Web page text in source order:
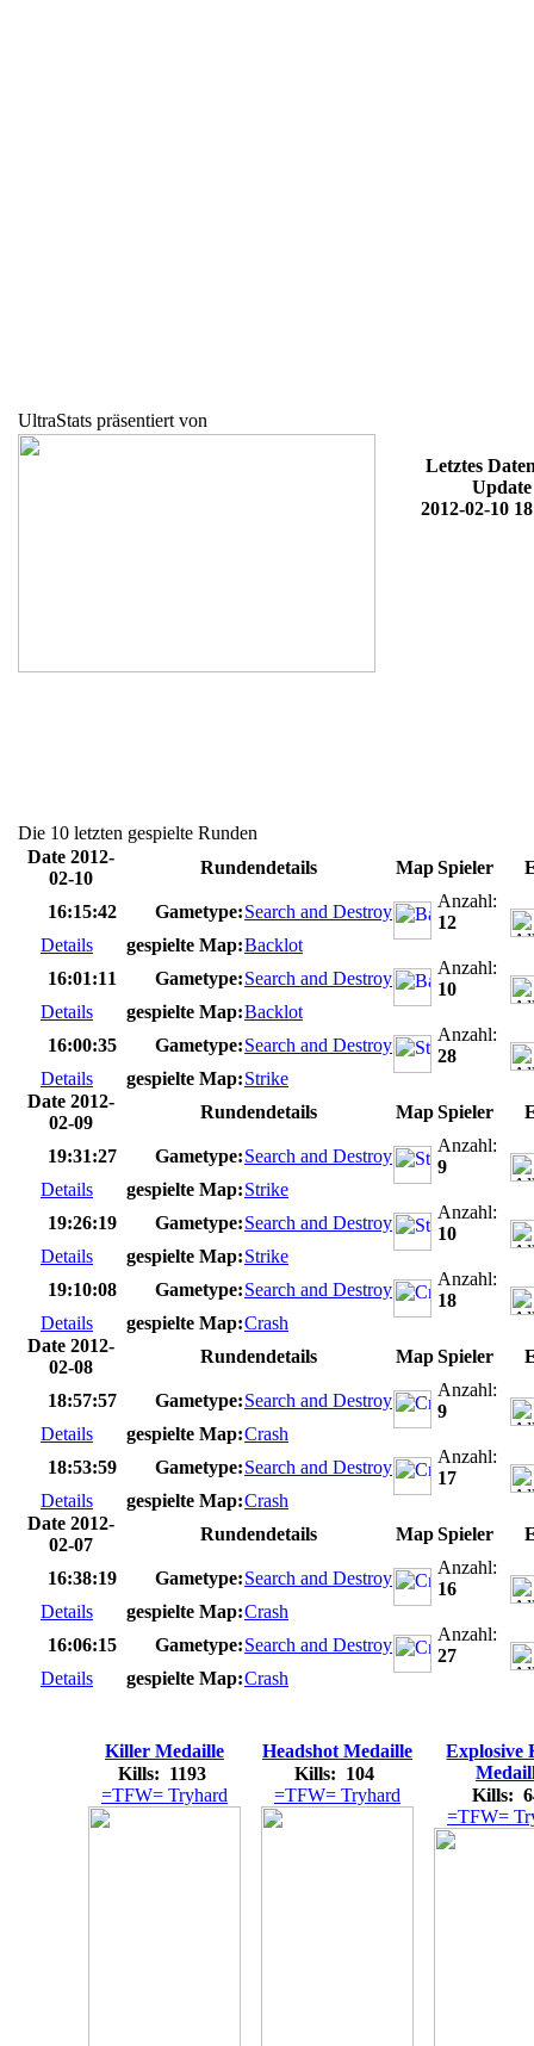
UltraStats präsentiert von
Letztes
Update
2012-02-10
Die 10 letzten gespielte Runden
Date 2012-
02-10
Rundendetails MapSpieler
16:15:42 Gametype:Search and Destroy
Anzahl:
12
Details
gespielte Map:Backlot
16:01:11
Gametype:Search and Destroy
Anzahl:
10
Details
gespielte Map:Backlot
16:00:35
Gametype:Search and Destroy
Anzahl:
28
Details
gespielte Map:Strike
Date 2012-
02-09
Rundendetails MapSpieler
19:31:27 Gametype:Search and Destroy
Anzahl:
9
Details
gespielte Map:Strike
19:26:19
Gametype:Search and Destroy
Anzahl:
10
Details
gespielte Map:Strike
19:10:08
Gametype:Search and Destroy
Anzahl:
18
Details
gespielte Map:Crash
Date 2012-
02-08
Rundendetails MapSpieler
18:57:57 Gametype:Search and Destroy
Anzahl:
9
Details
gespielte Map:Crash
18:53:59
Gametype:Search and Destroy
Anzahl:
17
Details
gespielte Map:Crash
Date 2012-
02-07
Rundendetails MapSpieler
16:38:19 Gametype:Search and Destroy
Anzahl:
16
Details
gespielte Map:Crash
16:06:15
Gametype:Search and Destroy
Anzahl:
27
Details
gespielte Map:Crash
Killer Medaille
Kills: 1193
=TFW= Tryhard
Headshot Medaille
Kills: 104
=TFW= Tryhard
Explosive
Kills:
=TFW=